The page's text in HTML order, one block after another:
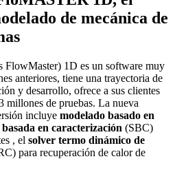
de mecánica de
1D es un software muy
anteriores, tiene una trayectoria de
y desarrollo, ofrece a sus clientes
millones de pruebas. La nueva
incluye modelado basado en
en caracterización (SBC)
, el solver termo dinámico de
para recuperación de calor de